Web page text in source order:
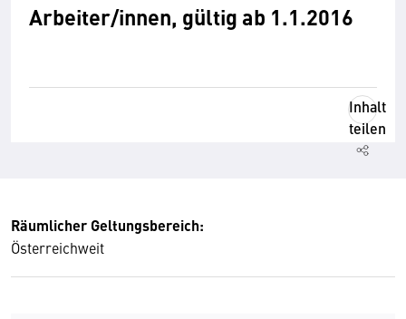
Arbeiter/innen, gültig ab 1.1.2016
Inhalt
teilen
Räumlicher Geltungsbereich:
Österreichweit